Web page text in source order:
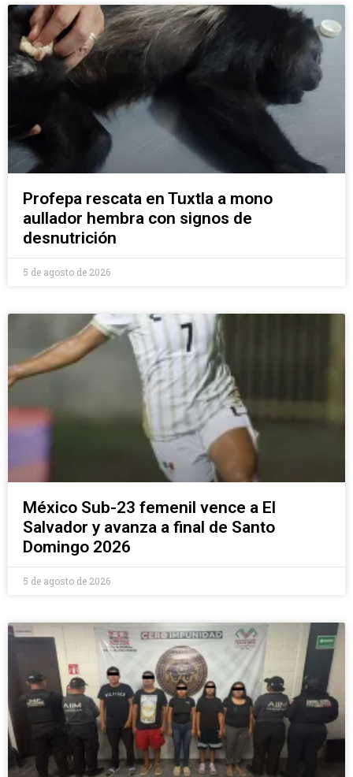
Profepa rescata en Tuxtla a mono
aullador hembra con signos de
desnutrición
5 de agosto de 2026
México Sub-23 femenil vence a El
Salvador y avanza a final de Santo
Domingo 2026
5 de agosto de 2026